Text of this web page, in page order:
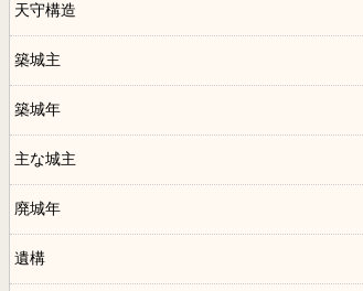
天守構造
築城主
築城年
主な城主
廃城年
遺構